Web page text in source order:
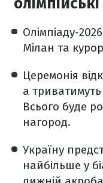
Олімпіаду-
Мілан та
Церемонія
а
Всього буде
нагород.
Україну
найбільше у